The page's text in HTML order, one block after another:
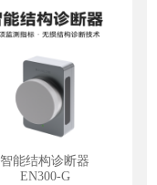
智能结构诊断器
EN300-G